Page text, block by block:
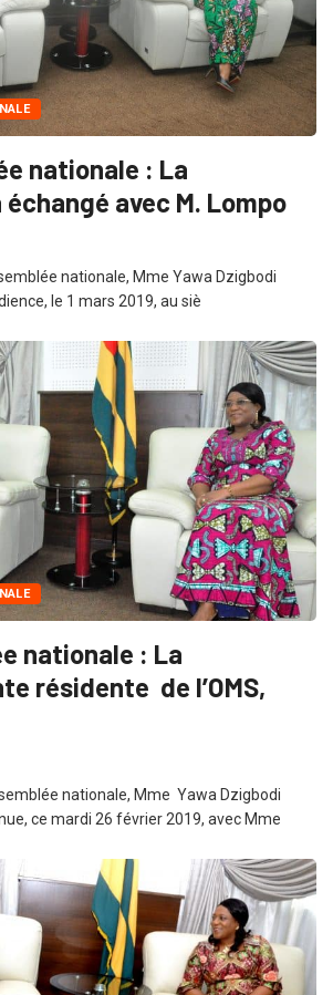
nationale : La
avec M. Lompo
nationale, Mme Yawa Dzigbodi
le 1 mars 2019, au siè
nationale : La
résidente de l’OMS,
nationale, Mme Yawa Dzigbodi
ce mardi 26 février 2019, avec Mme